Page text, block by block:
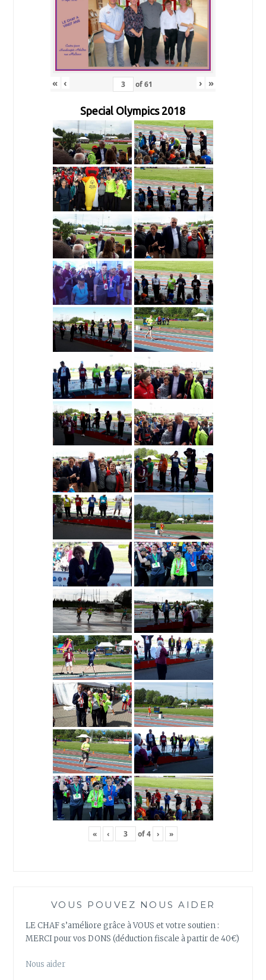
« ‹ of61 › »
Special Olympics 2018
« ‹ of4 › »
VOUS POUVEZ NOUS AIDER
LE CHAF s’améliore grâce à VOUS et votre soutien :
MERCI pour vos DONS (déduction fiscale à partir de 40€)
Nous aider